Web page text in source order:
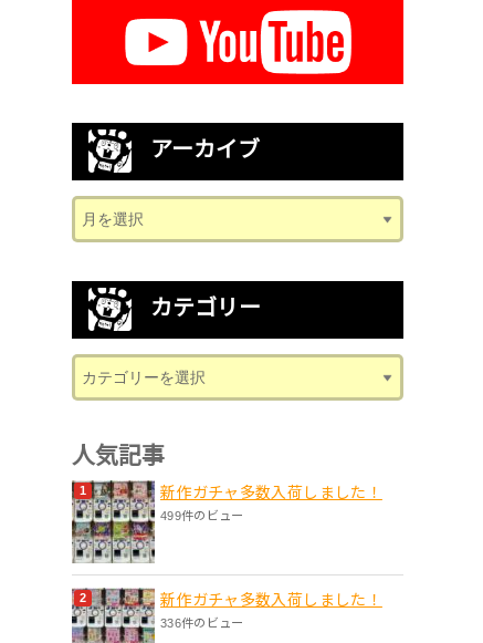
アーカイブ
カテゴリー
人気記事
新作ガチャ多数入荷しました！
499件のビュー
新作ガチャ多数入荷しました！
336件のビュー